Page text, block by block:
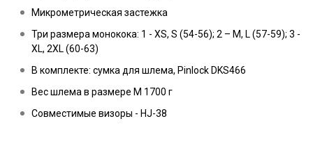
Микрометрическая застежка
Три размера монокока: 1 - XS, S (54-56); 2 – M, L (57-59); 3 -
XL, 2XL (60-63)
В комплекте: сумка для шлема, Pinlock DKS466
Вес шлема в размере M 1700 г
Совместимые визоры - HJ-38